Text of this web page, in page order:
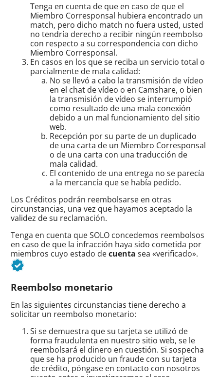
Tenga en cuenta de que en caso de que el
Miembro Corresponsal hubiera encontrado un
match, pero dicho match no fuera usted, usted
no tendría derecho a recibir ningún reembolso
con respecto a su correspondencia con dicho
Miembro Corresponsal.
En casos en los que se reciba un servicio total o
parcialmente de mala calidad:
No se llevó a cabo la transmisión de vídeo
en el chat de vídeo o en Camshare, o bien
la transmisión de vídeo se interrumpió
como resultado de una mala conexión
debido a un mal funcionamiento del sitio
web.
Recepción por su parte de un duplicado
de una carta de un Miembro Corresponsal
o de una carta con una traducción de
mala calidad.
El contenido de una entrega no se parecía
a la mercancía que se había pedido.
Los Créditos podrán reembolsarse en otras
circunstancias, una vez que hayamos aceptado la
validez de su reclamación.
Tenga en cuenta que SOLO concedemos reembolsos
en caso de que la infracción haya sido cometida por
miembros cuyo estado decuenta sea «verificado».
Reembolso monetario
En las siguientes circunstancias tiene derecho a
solicitar un reembolso monetario:
Si se demuestra que su tarjeta se utilizó de
forma fraudulenta en nuestro sitio web, se le
reembolsará el dinero en cuestión. Si sospecha
que se ha producido un fraude con su tarjeta
de crédito, póngase en contacto con nosotros